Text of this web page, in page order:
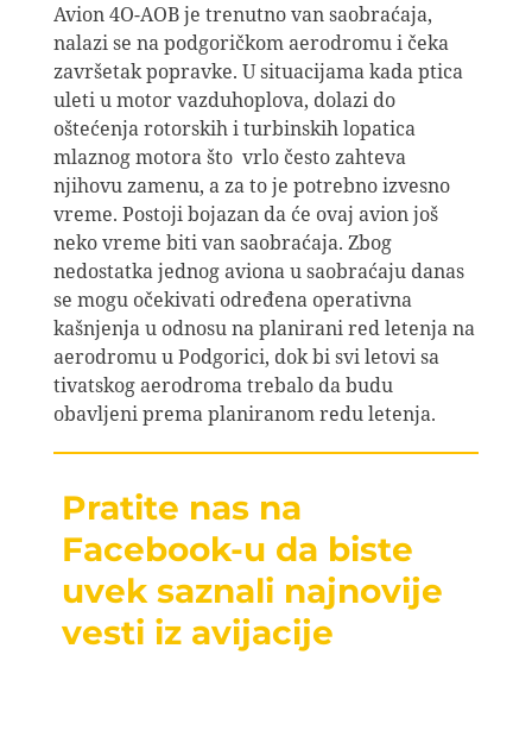
Avion 4O-AOB je trenutno van saobraćaja,
nalazi se na podgoričkom aerodromu i čeka
završetak popravke. U situacijama kada ptica
uleti u motor vazduhoplova, dolazi do
oštećenja rotorskih i turbinskih lopatica
mlaznog motora što vrlo često zahteva
njihovu zamenu, a za to je potrebno izvesno
vreme. Postoji bojazan da će ovaj avion još
neko vreme biti van saobraćaja. Zbog
nedostatka jednog aviona u saobraćaju danas
se mogu očekivati određena operativna
kašnjenja u odnosu na planirani red letenja na
aerodromu u Podgorici, dok bi svi letovi sa
tivatskog aerodroma trebalo da budu
obavljeni prema planiranom redu letenja.
Pratite nas na
Facebook-u da biste
uvek saznali najnovije
vesti iz avijacije